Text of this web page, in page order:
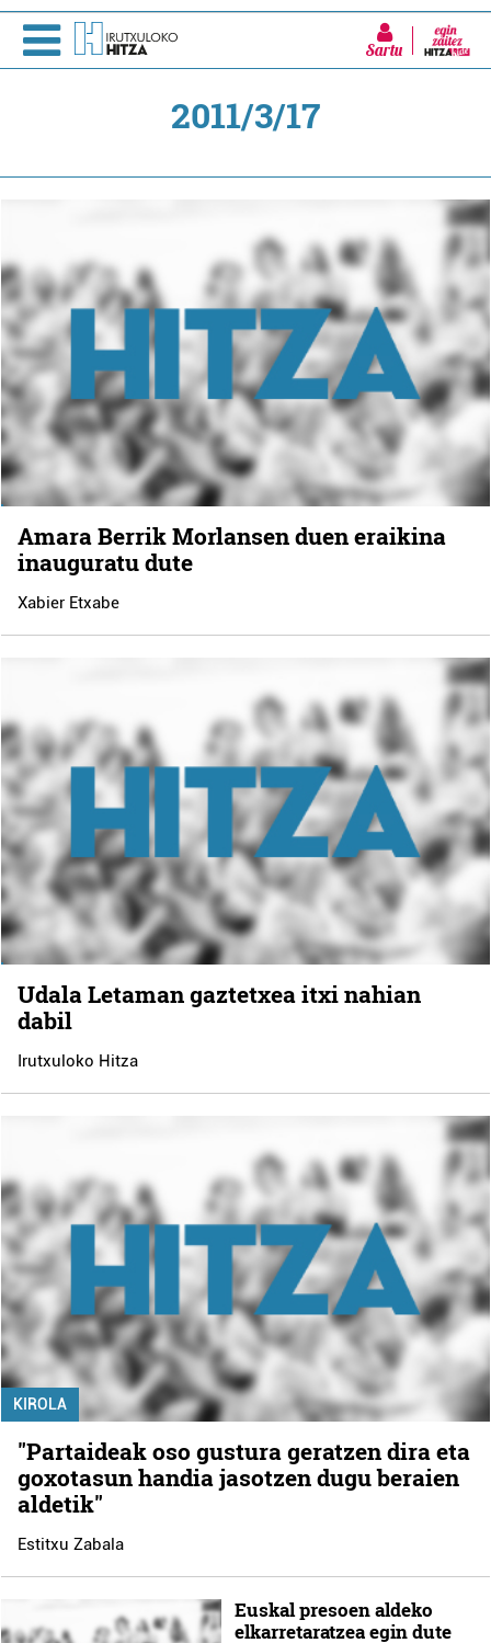
Sartu
2011/3/17
Amara Berrik Morlansen duen eraikina
inauguratu dute
Xabier Etxabe
Udala Letaman gaztetxea itxi nahian
dabil
Irutxuloko Hitza
KIROLA
"Partaideak oso gustura geratzen dira eta
goxotasun handia jasotzen dugu beraien
aldetik"
Estitxu Zabala
Euskal presoen aldeko
elkarretaratzea egin dute